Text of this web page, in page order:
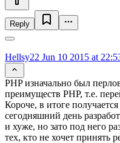
Reply
Hellsy22 Jun 10 2015 at
PHP изначально был
преимуществ PHP, т.е.
Короче, в итоге
сегодняшний день
и хуже, но зато под него
тех, кто не хочет принять